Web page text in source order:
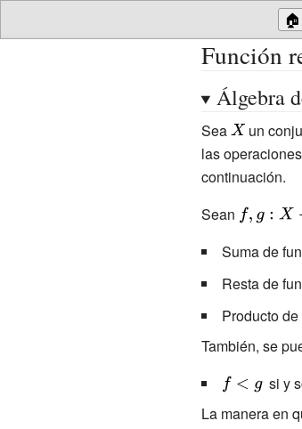
🏠
Función
Álgebra
Sea
X}
un
las
continuación.
Sean
{\mathbb
Suma de
Resta de
Producto
También, se
f<g\,}
si y
La manera en